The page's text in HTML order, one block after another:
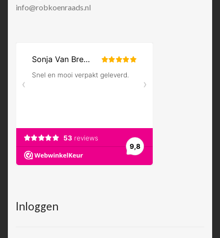
info@robkoenraads.nl
Inloggen